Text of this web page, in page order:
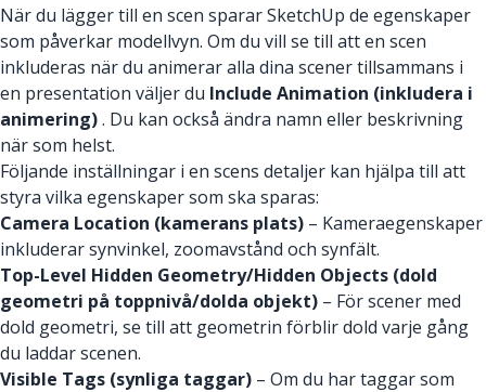
När du lägger till en scen sparar SketchUp de egenskaper
som påverkar modellvyn. Om du vill se till att en scen
inkluderas när du animerar alla dina scener tillsammans i
en presentation väljer du Include Animation (inkludera i
animering). Du kan också ändra namn eller beskrivning
när som helst.
Följande inställningar i en scens detaljer kan hjälpa till att
styra vilka egenskaper som ska sparas:
Camera Location (kamerans plats) – Kameraegenskaper
inkluderar synvinkel, zoomavstånd och synfält.
Top-Level Hidden Geometry/Hidden Objects (dold
geometri på toppnivå/dolda objekt) – För scener med
dold geometri, se till att geometrin förblir dold varje gång
du laddar scenen.
Visible Tags (synliga taggar) – Om du har taggar som